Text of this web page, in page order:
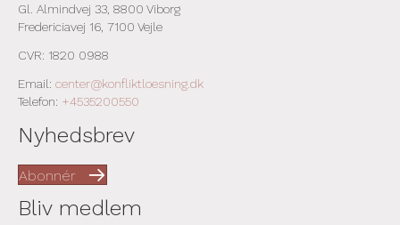
Gl. Almindvej 33, 8800 Viborg
Fredericiavej 16, 7100 Vejle
CVR: 1820 0988
Email: center@konfliktloesning.dk
Telefon: +4535200550
Nyhedsbrev
Abonnér
Bliv medlem